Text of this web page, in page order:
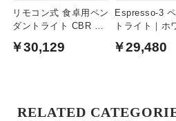
リモコン式 食卓用ペン
ダントライト CBR ・
￥30,129
Espresso-3
トライト｜ホ
￥29,480
RELATED